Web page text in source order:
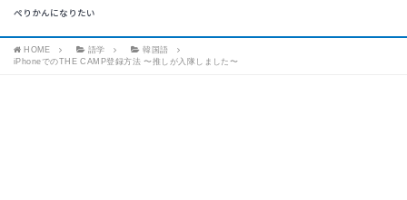
ぺりかんになりたい
HOME 語学
韓国語
iPhoneでのTHE CAMP登録方法 〜推しが入隊しました〜